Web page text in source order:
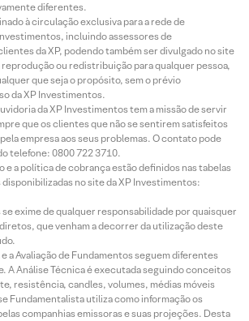
diferentes.
à circulação exclusiva para a rede de
incluindo assessores de
da XP, podendo também ser divulgado no site
reprodução ou redistribuição para qualquer pessoa,
que seja o propósito, sem o prévio
da XP Investimentos.
da XP Investimentos tem a missão de servir
que os clientes que não se sentirem satisfeitos
empresa aos seus problemas. O contato pode
telefone: 0800 722 3710.
e a política de cobrança estão definidos nas tabelas
no site da XP Investimentos:
exime de qualquer responsabilidade por quaisquer
que venham a decorrer da utilização deste
a Avaliação de Fundamentos seguem diferentes
A Análise Técnica é executada seguindo conceitos
resistência, candles, volumes, médias móveis
Fundamentalista utiliza como informação os
companhias emissoras e suas projeções. Desta